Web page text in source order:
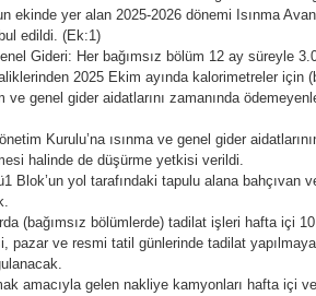
ekinde yer alan 2025-2026 dönemi Isınma
edildi. (Ek:1)
Gideri: Her bağımsız bölüm 12 ay süreyle
2025 Ekim ayında kalorimetreler için
ve genel gider aidatlarını zamanında
Kurulu’na ısınma ve genel gider
halinde de düşürme yetkisi verildi.
Blok’un yol tarafındaki tapulu alana
(bağımsız bölümlerde) tadilat işleri hafta içi
pazar ve resmi tatil günlerinde tadilat
amacıyla gelen nakliye kamyonları hafta içi